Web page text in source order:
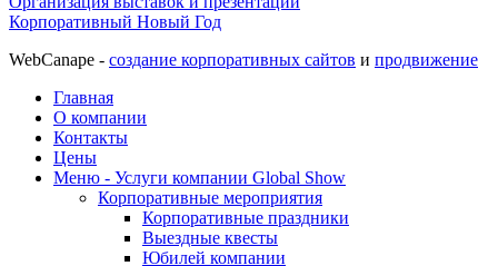
Корпоративный Новый Год
WebCanape - создание корпоративных сайтов и продвижение
Главная
О компании
Контакты
Цены
Меню - Услуги компании Global Show
Корпоративные мероприятия
Корпоративные праздники
Выездные квесты
Юбилей компании